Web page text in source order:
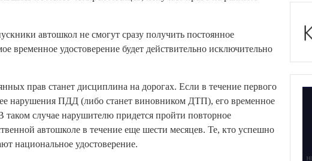
автошкол не смогут сразу получить постоянное
временное удостоверение будет действительно исключительно
прав станет дисциплина на дорогах. Если в течение первого
нарушения ПДД (либо станет виновником ДТП), его временное
таком случае нарушителю придется пройти повторное
автошколе в течение еще шести месяцев. Те, кто успешно
национальное удостоверение.